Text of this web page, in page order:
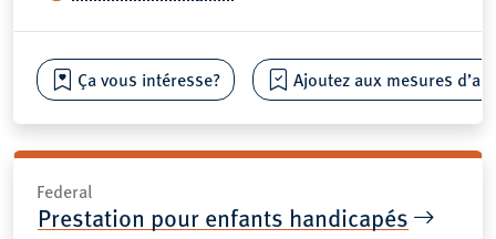
Ça vous intéresse? Ajoutez aux mesures
Federal
Prestation pour enfants handicapés